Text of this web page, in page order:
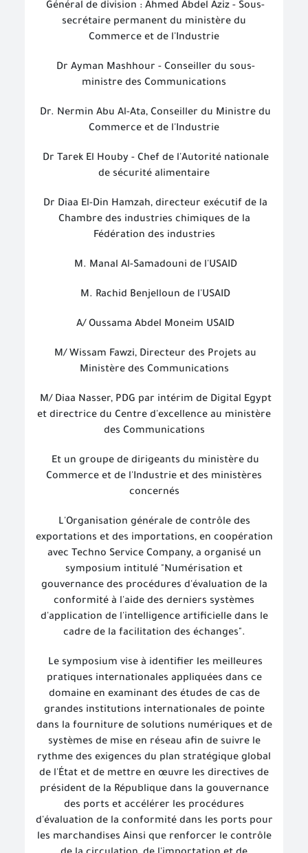
Général de division : Ahmed Abdel Aziz - Sous-
secrétaire permanent du ministère du
Commerce et de l'Industrie
Dr Ayman Mashhour - Conseiller du sous-
ministre des Communications
Dr. Nermin Abu Al-Ata, Conseiller du Ministre du
Commerce et de l'Industrie
Dr Tarek El Houby - Chef de l'Autorité nationale
de sécurité alimentaire
Dr Diaa El-Din Hamzah, directeur exécutif de la
Chambre des industries chimiques de la
Fédération des industries
M. Manal Al-Samadouni de l'USAID
M. Rachid Benjelloun de l'USAID
A/ Oussama Abdel Moneim USAID
M/ Wissam Fawzi, Directeur des Projets au
Ministère des Communications
M/ Diaa Nasser, PDG par intérim de Digital Egypt
et directrice du Centre d'excellence au ministère
des Communications
Et un groupe de dirigeants du ministère du
Commerce et de l'Industrie et des ministères
concernés
L'Organisation générale de contrôle des
exportations et des importations, en coopération
avec Techno Service Company, a organisé un
symposium intitulé "Numérisation et
gouvernance des procédures d'évaluation de la
conformité à l'aide des derniers systèmes
d'application de l'intelligence artificielle dans le
cadre de la facilitation des échanges".
Le symposium vise à identifier les meilleures
pratiques internationales appliquées dans ce
domaine en examinant des études de cas de
grandes institutions internationales de pointe
dans la fourniture de solutions numériques et de
systèmes de mise en réseau afin de suivre le
rythme des exigences du plan stratégique global
de l'État et de mettre en œuvre les directives de
président de la République dans la gouvernance
des ports et accélérer les procédures
d'évaluation de la conformité dans les ports pour
les marchandises Ainsi que renforcer le contrôle